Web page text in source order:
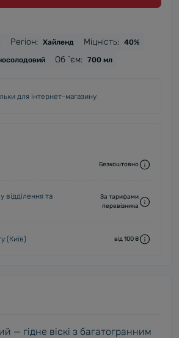
Регіон: Хайленд Міцність: 40%
Об `єм: 700 мл
для інтернет-магазину
Безкоштовно
та
За тарифами
перевізника
(Київ) від 100 ₴
— гідне віскі з багатогранним